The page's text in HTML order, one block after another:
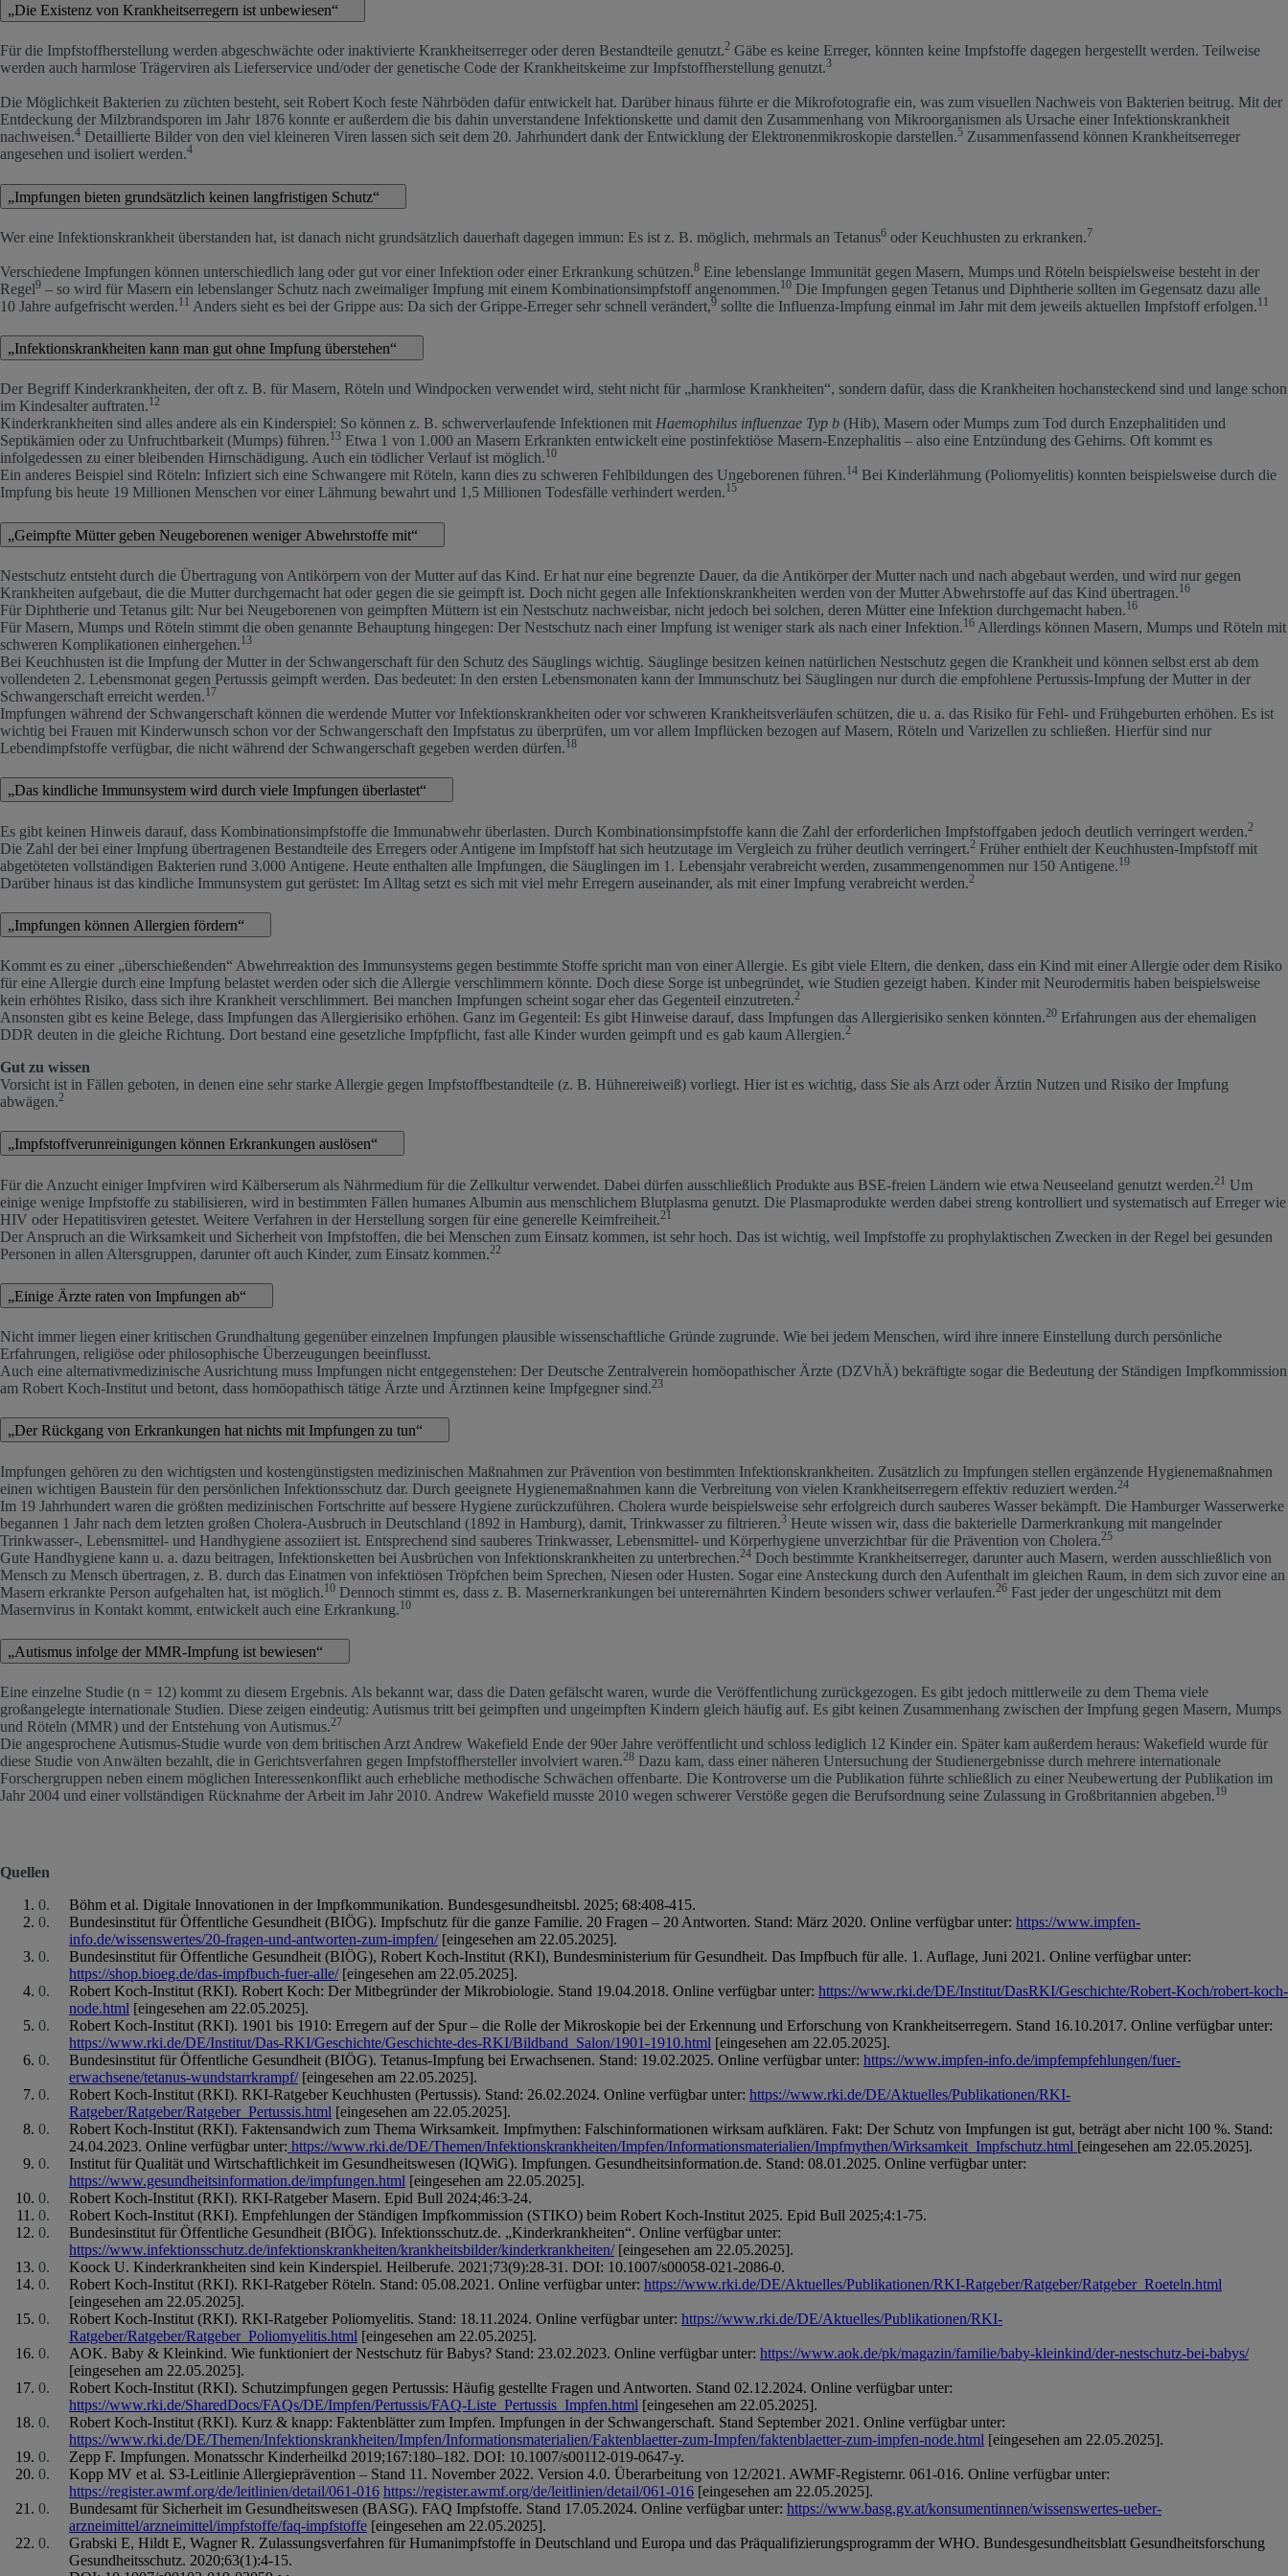
Teil
2
„Die Existenz von Krankheitserregern ist unbewiesen“
Für die Impfstoffherstellung werden abgeschwächte oder inaktivierte Krankheitserreger oder deren Bestandteile genutzt.2 Gäbe es keine Erreger, könnten keine Impfstoffe dagegen hergestellt werden. Teilweise
werden auch harmlose Trägerviren als Lieferservice und/oder der genetische Code der Krankheitskeime zur Impfstoffherstellung genutzt.3
Die Möglichkeit Bakterien zu züchten besteht, seit Robert Koch feste Nährböden dafür entwickelt hat. Darüber hinaus führte er die Mikrofotografie ein, was zum visuellen Nachweis von Bakterien beitrug. Mit der
Entdeckung der Milzbrandsporen im Jahr 1876 konnte er außerdem die bis dahin unverstandene Infektionskette und damit den Zusammenhang von Mikroorganismen als Ursache einer Infektionskrankheit
nachweisen.4 Detaillierte Bilder von den viel kleineren Viren lassen sich seit dem 20. Jahrhundert dank der Entwicklung der Elektronenmikroskopie darstellen.5 Zusammenfassend können Krankheitserreger
angesehen und isoliert werden.4
„Impfungen bieten grundsätzlich keinen langfristigen Schutz“
Wer eine Infektionskrankheit überstanden hat, ist danach nicht grundsätzlich dauerhaft dagegen immun: Es ist z. B. möglich, mehrmals an Tetanus6 oder Keuchhusten zu erkranken.7
Verschiedene Impfungen können unterschiedlich lang oder gut vor einer Infektion oder einer Erkrankung schützen.8 Eine lebenslange Immunität gegen Masern, Mumps und Röteln beispielsweise besteht in der
Regel9 – so wird für Masern ein lebenslanger Schutz nach zweimaliger Impfung mit einem Kombinationsimpfstoff angenommen.10 Die Impfungen gegen Tetanus und Diphtherie sollten im Gegensatz dazu alle
10 Jahre aufgefrischt werden.11 Anders sieht es bei der Grippe aus: Da sich der Grippe-Erreger sehr schnell verändert,9 sollte die Influenza-Impfung einmal im Jahr mit dem jeweils aktuellen Impfstoff erfolgen.11
„Infektionskrankheiten kann man gut ohne Impfung überstehen“
Der Begriff Kinderkrankheiten, der oft z. B. für Masern, Röteln und Windpocken verwendet wird, steht nicht für „harmlose Krankheiten“, sondern dafür, dass die Krankheiten hochansteckend sind und lange schon
im Kindesalter auftraten.12
Kinderkrankheiten sind alles andere als ein Kinderspiel: So können z. B. schwerverlaufende Infektionen mit Haemophilus influenzae Typ b (Hib), Masern oder Mumps zum Tod durch Enzephalitiden und
Septikämien oder zu Unfruchtbarkeit (Mumps) führen.13 Etwa 1 von 1.000 an Masern Erkrankten entwickelt eine postinfektiöse Masern-Enzephalitis – also eine Entzündung des Gehirns. Oft kommt es
infolgedessen zu einer bleibenden Hirnschädigung. Auch ein tödlicher Verlauf ist möglich.10
Ein anderes Beispiel sind Röteln: Infiziert sich eine Schwangere mit Röteln, kann dies zu schweren Fehlbildungen des Ungeborenen führen.14 Bei Kinderlähmung (Poliomyelitis) konnten beispielsweise durch die
Impfung bis heute 19 Millionen Menschen vor einer Lähmung bewahrt und 1,5 Millionen Todesfälle verhindert werden.15
„Geimpfte Mütter geben Neugeborenen weniger Abwehrstoffe mit“
Nestschutz entsteht durch die Übertragung von Antikörpern von der Mutter auf das Kind. Er hat nur eine begrenzte Dauer, da die Antikörper der Mutter nach und nach abgebaut werden, und wird nur gegen
Krankheiten aufgebaut, die die Mutter durchgemacht hat oder gegen die sie geimpft ist. Doch nicht gegen alle Infektionskrankheiten werden von der Mutter Abwehrstoffe auf das Kind übertragen.16
Für Diphtherie und Tetanus gilt: Nur bei Neugeborenen von geimpften Müttern ist ein Nestschutz nachweisbar, nicht jedoch bei solchen, deren Mütter eine Infektion durchgemacht haben.16
Für Masern, Mumps und Röteln stimmt die oben genannte Behauptung hingegen: Der Nestschutz nach einer Impfung ist weniger stark als nach einer Infektion.16 Allerdings können Masern, Mumps und Röteln mit
schweren Komplikationen einhergehen.13
Bei Keuchhusten ist die Impfung der Mutter in der Schwangerschaft für den Schutz des Säuglings wichtig. Säuglinge besitzen keinen natürlichen Nestschutz gegen die Krankheit und können selbst erst ab dem
vollendeten 2. Lebensmonat gegen Pertussis geimpft werden. Das bedeutet: In den ersten Lebensmonaten kann der Immunschutz bei Säuglingen nur durch die empfohlene Pertussis-Impfung der Mutter in der
Schwangerschaft erreicht werden.17
Impfungen während der Schwangerschaft können die werdende Mutter vor Infektionskrankheiten oder vor schweren Krankheitsverläufen schützen, die u. a. das Risiko für Fehl- und Frühgeburten erhöhen. Es ist
wichtig bei Frauen mit Kinderwunsch schon vor der Schwangerschaft den Impfstatus zu überprüfen, um vor allem Impflücken bezogen auf Masern, Röteln und Varizellen zu schließen. Hierfür sind nur
Lebendimpfstoffe verfügbar, die nicht während der Schwangerschaft gegeben werden dürfen.18
„Das kindliche Immunsystem wird durch viele Impfungen überlastet“
Es gibt keinen Hinweis darauf, dass Kombinationsimpfstoffe die Immunabwehr überlasten. Durch Kombinationsimpfstoffe kann die Zahl der erforderlichen Impfstoffgaben jedoch deutlich verringert werden.2
Die Zahl der bei einer Impfung übertragenen Bestandteile des Erregers oder Antigene im Impfstoff hat sich heutzutage im Vergleich zu früher deutlich verringert.2 Früher enthielt der Keuchhusten-Impfstoff mit
abgetöteten vollständigen Bakterien rund 3.000 Antigene. Heute enthalten alle Impfungen, die Säuglingen im 1. Lebensjahr verabreicht werden, zusammengenommen nur 150 Antigene.19
Darüber hinaus ist das kindliche Immunsystem gut gerüstet: Im Alltag setzt es sich mit viel mehr Erregern auseinander, als mit einer Impfung verabreicht werden.2
„Impfungen können Allergien fördern“
Kommt es zu einer „überschießenden“ Abwehrreaktion des Immunsystems gegen bestimmte Stoffe spricht man von einer Allergie. Es gibt viele Eltern, die denken, dass ein Kind mit einer Allergie oder dem Risiko
für eine Allergie durch eine Impfung belastet werden oder sich die Allergie verschlimmern könnte. Doch diese Sorge ist unbegründet, wie Studien gezeigt haben. Kinder mit Neurodermitis haben beispielsweise
kein erhöhtes Risiko, dass sich ihre Krankheit verschlimmert. Bei manchen Impfungen scheint sogar eher das Gegenteil einzutreten.2
Ansonsten gibt es keine Belege, dass Impfungen das Allergierisiko erhöhen. Ganz im Gegenteil: Es gibt Hinweise darauf, dass Impfungen das Allergierisiko senken könnten.20 Erfahrungen aus der ehemaligen
DDR deuten in die gleiche Richtung. Dort bestand eine gesetzliche Impfpflicht, fast alle Kinder wurden geimpft und es gab kaum Allergien.2
Gut zu wissen
Vorsicht ist in Fällen geboten, in denen eine sehr starke Allergie gegen Impfstoffbestandteile (z. B. Hühnereiweiß) vorliegt. Hier ist es wichtig, dass Sie als Arzt oder Ärztin Nutzen und Risiko der Impfung
abwägen.2
„Impfstoffverunreinigungen können Erkrankungen auslösen“
Für die Anzucht einiger Impfviren wird Kälberserum als Nährmedium für die Zellkultur verwendet. Dabei dürfen ausschließlich Produkte aus BSE-freien Ländern wie etwa Neuseeland genutzt werden.21 Um
einige wenige Impfstoffe zu stabilisieren, wird in bestimmten Fällen humanes Albumin aus menschlichem Blutplasma genutzt. Die Plasmaprodukte werden dabei streng kontrolliert und systematisch auf Erreger wie
HIV oder Hepatitisviren getestet. Weitere Verfahren in der Herstellung sorgen für eine generelle Keimfreiheit.21
Der Anspruch an die Wirksamkeit und Sicherheit von Impfstoffen, die bei Menschen zum Einsatz kommen, ist sehr hoch. Das ist wichtig, weil Impfstoffe zu prophylaktischen Zwecken in der Regel bei gesunden
Personen in allen Altersgruppen, darunter oft auch Kinder, zum Einsatz kommen.22
„Einige Ärzte raten von Impfungen ab“
Nicht immer liegen einer kritischen Grundhaltung gegenüber einzelnen Impfungen plausible wissenschaftliche Gründe zugrunde. Wie bei jedem Menschen, wird ihre innere Einstellung durch persönliche
Erfahrungen, religiöse oder philosophische Überzeugungen beeinflusst.
Auch eine alternativmedizinische Ausrichtung muss Impfungen nicht entgegenstehen: Der Deutsche Zentralverein homöopathischer Ärzte (DZVhÄ) bekräftigte sogar die Bedeutung der Ständigen Impfkommission
am Robert Koch-Institut und betont, dass homöopathisch tätige Ärzte und Ärztinnen keine Impfgegner sind.23
„Der Rückgang von Erkrankungen hat nichts mit Impfungen zu tun“
Impfungen gehören zu den wichtigsten und kostengünstigsten medizinischen Maßnahmen zur Prävention von bestimmten Infektionskrankheiten. Zusätzlich zu Impfungen stellen ergänzende Hygienemaßnahmen
einen wichtigen Baustein für den persönlichen Infektionsschutz dar. Durch geeignete Hygienemaßnahmen kann die Verbreitung von vielen Krankheitserregern effektiv reduziert werden.24
Im 19 Jahrhundert waren die größten medizinischen Fortschritte auf bessere Hygiene zurückzuführen. Cholera wurde beispielsweise sehr erfolgreich durch sauberes Wasser bekämpft. Die Hamburger Wasserwerke
begannen 1 Jahr nach dem letzten großen Cholera-Ausbruch in Deutschland (1892 in Hamburg), damit, Trinkwasser zu filtrieren.3 Heute wissen wir, dass die bakterielle Darmerkrankung mit mangelnder
Trinkwasser-, Lebensmittel- und Handhygiene assoziiert ist. Entsprechend sind sauberes Trinkwasser, Lebensmittel- und Körperhygiene unverzichtbar für die Prävention von Cholera.25
Gute Handhygiene kann u. a. dazu beitragen, Infektionsketten bei Ausbrüchen von Infektionskrankheiten zu unterbrechen.24 Doch bestimmte Krankheitserreger, darunter auch Masern, werden ausschließlich von
Mensch zu Mensch übertragen, z. B. durch das Einatmen von infektiösen Tröpfchen beim Sprechen, Niesen oder Husten. Sogar eine Ansteckung durch den Aufenthalt im gleichen Raum, in dem sich zuvor eine an
Masern erkrankte Person aufgehalten hat, ist möglich.10 Dennoch stimmt es, dass z. B. Masernerkrankungen bei unterernährten Kindern besonders schwer verlaufen.26 Fast jeder der ungeschützt mit dem
Masernvirus in Kontakt kommt, entwickelt auch eine Erkrankung.10
„Autismus infolge der MMR-Impfung ist bewiesen“
Eine einzelne Studie (n = 12) kommt zu diesem Ergebnis. Als bekannt war, dass die Daten gefälscht waren, wurde die Veröffentlichung zurückgezogen. Es gibt jedoch mittlerweile zu dem Thema viele
großangelegte internationale Studien. Diese zeigen eindeutig: Autismus tritt bei geimpften und ungeimpften Kindern gleich häufig auf. Es gibt keinen Zusammenhang zwischen der Impfung gegen Masern, Mumps
und Röteln (MMR) und der Entstehung von Autismus.27
Die angesprochene Autismus-Studie wurde von dem britischen Arzt Andrew Wakefield Ende der 90er Jahre veröffentlicht und schloss lediglich 12 Kinder ein. Später kam außerdem heraus: Wakefield wurde für
diese Studie von Anwälten bezahlt, die in Gerichtsverfahren gegen Impfstoffhersteller involviert waren.28 Dazu kam, dass einer näheren Untersuchung der Studienergebnisse durch mehrere internationale
Forschergruppen neben einem möglichen Interessenkonflikt auch erhebliche methodische Schwächen offenbarte. Die Kontroverse um die Publikation führte schließlich zu einer Neubewertung der Publikation im
Jahr 2004 und einer vollständigen Rücknahme der Arbeit im Jahr 2010. Andrew Wakefield musste 2010 wegen schwerer Verstöße gegen die Berufsordnung seine Zulassung in Großbritannien abgeben.19
Quellen
Böhm et al. Digitale Innovationen in der Impfkommunikation. Bundesgesundheitsbl. 2025; 68:408-415.
Bundesinstitut für Öffentliche Gesundheit (BIÖG). Impfschutz für die ganze Familie. 20 Fragen – 20 Antworten. Stand: März 2020. Online verfügbar unter: https://www.impfen-
info.de/wissenswertes/20-fragen-und-antworten-zum-impfen/[eingesehen am 22.05.2025].
Bundesinstitut für Öffentliche Gesundheit (BIÖG), Robert Koch-Institut (RKI), Bundesministerium für Gesundheit. Das Impfbuch für alle. 1. Auflage, Juni 2021. Online verfügbar unter:
https://shop.bioeg.de/das-impfbuch-fuer-alle/[eingesehen am 22.05.2025].
Robert Koch-Institut (RKI). Robert Koch: Der Mitbegründer der Mikrobiologie. Stand 19.04.2018. Online verfügbar unter: https://www.rki.de/DE/Institut/DasRKI/Geschichte/Robert-Koch/robert-koch-
node.html [eingesehen am 22.05.2025].
Robert Koch-Institut (RKI). 1901 bis 1910: Erregern auf der Spur – die Rolle der Mikroskopie bei der Erkennung und Erforschung von Krankheitserregern. Stand 16.10.2017. Online verfügbar unter:
https://www.rki.de/DE/Institut/Das-RKI/Geschichte/Geschichte-des-RKI/Bildband_Salon/1901-1910.html [eingesehen am 22.05.2025].
Bundesinstitut für Öffentliche Gesundheit (BIÖG). Tetanus-Impfung bei Erwachsenen. Stand: 19.02.2025. Online verfügbar unter: https://www.impfen-info.de/impfempfehlungen/fuer-
erwachsene/tetanus-wundstarrkrampf/[eingesehen am 22.05.2025].
Robert Koch-Institut (RKI). RKI-Ratgeber Keuchhusten (Pertussis). Stand: 26.02.2024. Online verfügbar unter: https://www.rki.de/DE/Aktuelles/Publikationen/RKI-
Ratgeber/Ratgeber/Ratgeber_Pertussis.html [eingesehen am 22.05.2025].
Robert Koch-Institut (RKI). Faktensandwich zum Thema Wirksamkeit. Impfmythen: Falschinformationen wirksam aufklären. Fakt: Der Schutz von Impfungen ist gut, beträgt aber nicht 100 %. Stand:
24.04.2023. Online verfügbar unter: https://www.rki.de/DE/Themen/Infektionskrankheiten/Impfen/Informationsmaterialien/Impfmythen/Wirksamkeit_Impfschutz.html [eingesehen am 22.05.2025].
Institut für Qualität und Wirtschaftlichkeit im Gesundheitswesen (IQWiG). Impfungen. Gesundheitsinformation.de. Stand: 08.01.2025. Online verfügbar unter:
https://www.gesundheitsinformation.de/impfungen.html [eingesehen am 22.05.2025].
Robert Koch-Institut (RKI). RKI-Ratgeber Masern. Epid Bull 2024;46:3-24.
Robert Koch-Institut (RKI). Empfehlungen der Ständigen Impfkommission (STIKO) beim Robert Koch-Institut 2025. Epid Bull 2025;4:1-75.
Bundesinstitut für Öffentliche Gesundheit (BIÖG). Infektionsschutz.de. „Kinderkrankheiten“. Online verfügbar unter:
https://www.infektionsschutz.de/infektionskrankheiten/krankheitsbilder/kinderkrankheiten/[eingesehen am 22.05.2025].
Koock U. Kinderkrankheiten sind kein Kinderspiel. Heilberufe. 2021;73(9):28-31. DOI: 10.1007/s00058-021-2086-0.
Robert Koch-Institut (RKI). RKI-Ratgeber Röteln. Stand: 05.08.2021. Online verfügbar unter: https://www.rki.de/DE/Aktuelles/Publikationen/RKI-Ratgeber/Ratgeber/Ratgeber_Roeteln.html
[eingesehen am 22.05.2025].
Robert Koch-Institut (RKI). RKI-Ratgeber Poliomyelitis. Stand: 18.11.2024. Online verfügbar unter: https://www.rki.de/DE/Aktuelles/Publikationen/RKI-
Ratgeber/Ratgeber/Ratgeber_Poliomyelitis.html [eingesehen am 22.05.2025].
AOK. Baby & Kleinkind. Wie funktioniert der Nestschutz für Babys? Stand: 23.02.2023. Online verfügbar unter: https://www.aok.de/pk/magazin/familie/baby-kleinkind/der-nestschutz-bei-babys/
[eingesehen am 22.05.2025].
Robert Koch-Institut (RKI). Schutzimpfungen gegen Pertussis: Häufig gestellte Fragen und Antworten. Stand 02.12.2024. Online verfügbar unter:
https://www.rki.de/SharedDocs/FAQs/DE/Impfen/Pertussis/FAQ-Liste_Pertussis_Impfen.html [eingesehen am 22.05.2025].
Robert Koch-Institut (RKI). Kurz & knapp: Faktenblätter zum Impfen. Impfungen in der Schwangerschaft. Stand September 2021. Online verfügbar unter:
https://www.rki.de/DE/Themen/Infektionskrankheiten/Impfen/Informationsmaterialien/Faktenblaetter-zum-Impfen/faktenblaetter-zum-impfen-node.html [eingesehen am 22.05.2025].
Zepp F. Impfungen. Monatsschr Kinderheilkd 2019;167:180–182. DOI: 10.1007/s00112-019-0647-y.
Kopp MV et al. S3-Leitlinie Allergieprävention – Stand 11. November 2022. Version 4.0. Überarbeitung von 12/2021. AWMF-Registernr. 061-016. Online verfügbar unter:
https://register.awmf.org/de/leitlinien/detail/061-016 https://register.awmf.org/de/leitlinien/detail/061-016 [eingesehen am 22.05.2025].
Bundesamt für Sicherheit im Gesundheitswesen (BASG). FAQ Impfstoffe. Stand 17.05.2024. Online verfügbar unter: https://www.basg.gv.at/konsumentinnen/wissenswertes-ueber-
arzneimittel/arzneimittel/impfstoffe/faq-impfstoffe [eingesehen am 22.05.2025].
Grabski E, Hildt E, Wagner R. Zulassungsverfahren für Humanimpfstoffe in Deutschland und Europa und das Präqualifizierungsprogramm der WHO. Bundesgesundheitsblatt Gesundheitsforschung
Gesundheitsschutz. 2020;63(1):4-15.